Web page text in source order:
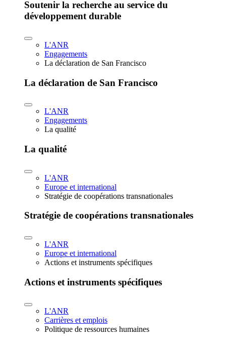
Soutenir la recherche au service du
développement durable
L'ANR
Engagements
La déclaration de San Francisco
La déclaration de San Francisco
L'ANR
Engagements
La qualité
La qualité
L'ANR
Europe et international
Stratégie de coopérations transnationales
Stratégie de coopérations transnationales
L'ANR
Europe et international
Actions et instruments spécifiques
Actions et instruments spécifiques
L'ANR
Carrières et emplois
Politique de ressources humaines